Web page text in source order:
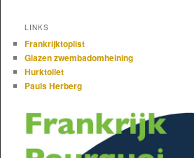
LINKS
Frankrijktoplist
Glazen zwembadomheining
Hurktoilet
Pauls Herberg